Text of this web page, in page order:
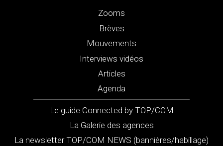
Zooms
Brèves
Mouvements
Interviews vidéos
Articles
Agenda
Le guide Connected by TOP/COM
La Galerie des agences
La newsletter TOP/COM NEWS (bannières/habillage)